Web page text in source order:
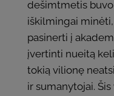
dešimtmetis
iškilmingai
pasinerti į
įvertinti nueitą
tokią vilionę
ir sumanytojai.